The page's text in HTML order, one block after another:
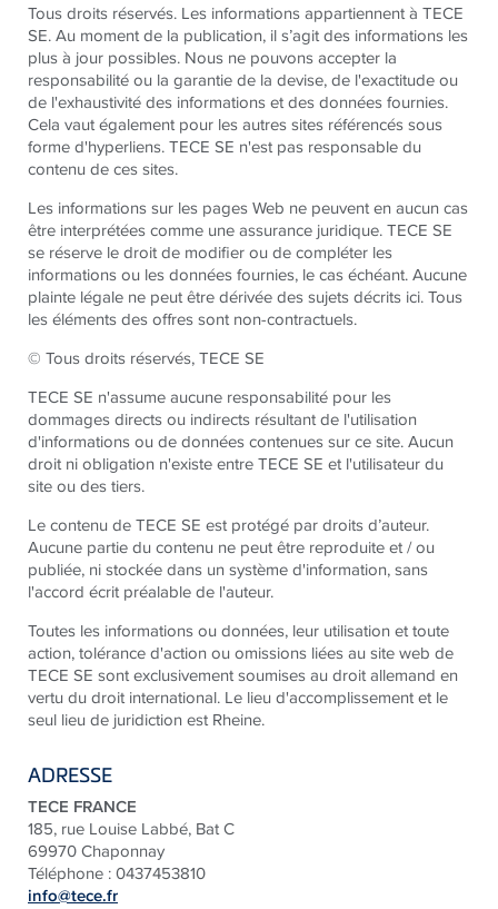
Tous droits réservés. Les informations appartiennent à TECE
SE. Au moment de la publication, il s’agit des informations les
plus à jour possibles. Nous ne pouvons accepter la
responsabilité ou la garantie de la devise, de l'exactitude ou
de l'exhaustivité des informations et des données fournies.
Cela vaut également pour les autres sites référencés sous
forme d'hyperliens. TECE SE n'est pas responsable du
contenu de ces sites.
Les informations sur les pages Web ne peuvent en aucun cas
être interprétées comme une assurance juridique. TECE SE
se réserve le droit de modifier ou de compléter les
informations ou les données fournies, le cas échéant. Aucune
plainte légale ne peut être dérivée des sujets décrits ici. Tous
les éléments des offres sont non-contractuels.
© Tous droits réservés, TECE SE
TECE SE n'assume aucune responsabilité pour les
dommages directs ou indirects résultant de l'utilisation
d'informations ou de données contenues sur ce site. Aucun
droit ni obligation n'existe entre TECE SE et l'utilisateur du
site ou des tiers.
Le contenu de TECE SE est protégé par droits d’auteur.
Aucune partie du contenu ne peut être reproduite et / ou
publiée, ni stockée dans un système d'information, sans
l'accord écrit préalable de l'auteur.
Toutes les informations ou données, leur utilisation et toute
action, tolérance d'action ou omissions liées au site web de
TECE SE sont exclusivement soumises au droit allemand en
vertu du droit international. Le lieu d'accomplissement et le
seul lieu de juridiction est Rheine.
ADRESSE
TECE FRANCE
185, rue Louise Labbé, Bat C
69970 Chaponnay
Téléphone : 0437453810
info@tece.fr